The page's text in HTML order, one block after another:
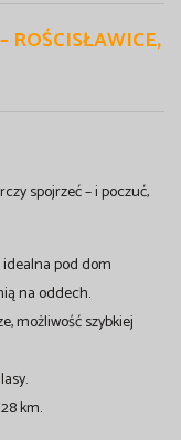
ROŚCISŁAWICE,
spojrzeć – i poczuć,
pod dom
na oddech.
możliwość szybkiej
km.